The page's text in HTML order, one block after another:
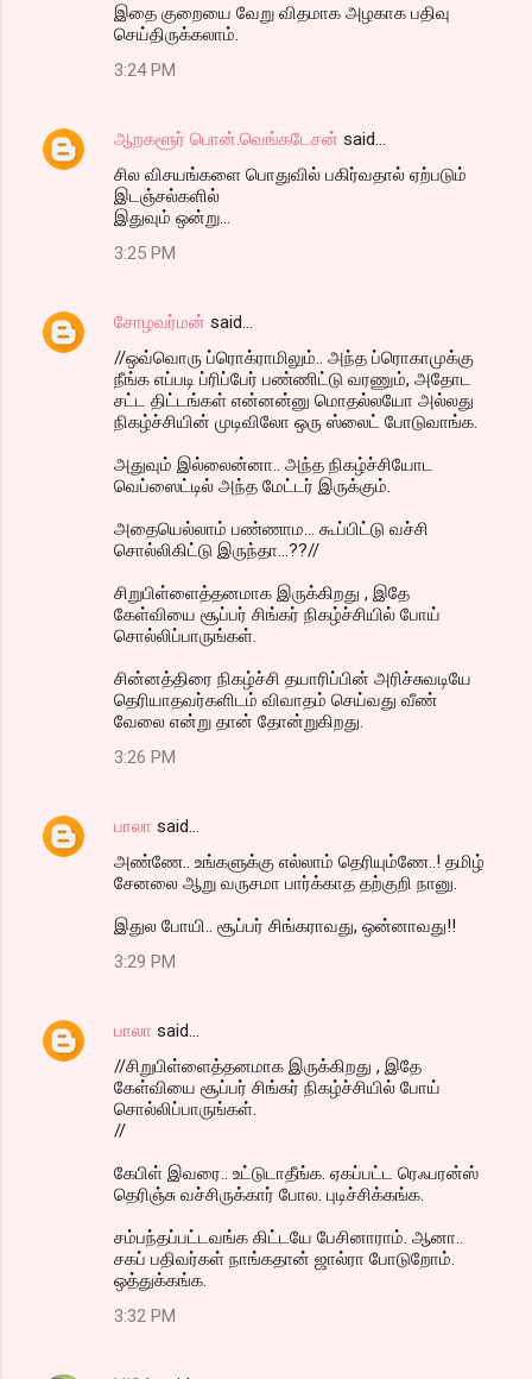
இதை குறையை வேறு விதமாக அழகாக பதிவு
செய்திருக்கலாம்.
3:24 PM
ஆறகளூர் பொன்.வெங்கடேசன் said…
சில விசயங்களை பொதுவில் பகிர்வதால் ஏற்படும்
இடஞ்சல்களில்
இதுவும் ஒன்று...
3:25 PM
சோழவர்மன் said…
//ஒவ்வொரு ப்ரொக்ராமிலும்.. அந்த ப்ரொகாமுக்கு
நீங்க எப்படி ப்ரிப்பேர் பண்ணிட்டு வரணும், அதோட
சட்ட திட்டங்கள் என்னன்னு மொதல்லயோ அல்லது
நிகழ்ச்சியின் முடிவிலோ ஒரு ஸ்லைட் போடுவாங்க.
அதுவும் இல்லைன்னா.. அந்த நிகழ்ச்சியோட
வெப்ஸைட்டில் அந்த மேட்டர் இருக்கும்.
அதையெல்லாம் பண்ணாம... கூப்பிட்டு வச்சி
சொல்லிகிட்டு இருந்தா...??//
சிறுபிள்ளைத்தனமாக இருக்கிறது , இதே
கேள்வியை சூப்பர் சிங்கர் நிகழ்ச்சியில் போய்
சொல்லிப்பாருங்கள்.
சின்னத்திரை நிகழ்ச்சி தயாரிப்பின் அரிச்சுவடியே
தெரியாதவர்களிடம் விவாதம் செய்வது வீண்
வேலை என்று தான் தோன்றுகிறது.
3:26 PM
பாலா said…
அண்ணே.. உங்களுக்கு எல்லாம் தெரியும்ணே..! தமிழ்
சேனலை ஆறு வருசமா பார்க்காத தற்குறி நானு.
இதுல போயி.. சூப்பர் சிங்கராவது, ஒன்னாவது!!
3:29 PM
பாலா said…
//சிறுபிள்ளைத்தனமாக இருக்கிறது , இதே
கேள்வியை சூப்பர் சிங்கர் நிகழ்ச்சியில் போய்
சொல்லிப்பாருங்கள்.
//
கேபிள் இவரை.. உட்டுடாதீங்க. ஏகப்பட்ட ரெஃபரன்ஸ்
தெரிஞ்சு வச்சிருக்கார் போல. புடிச்சிக்கங்க.
சம்பந்தப்பட்டவங்க கிட்டயே பேசினாராம். ஆனா..
சகப் பதிவர்கள் நாங்கதான் ஜால்ரா போடுறோம்.
ஒத்துக்கங்க.
3:32 PM